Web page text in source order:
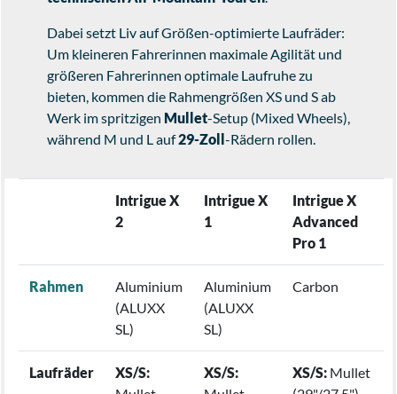
Dabei setzt Liv auf Größen-optimierte Laufräder:
Um kleineren Fahrerinnen maximale Agilität und
größeren Fahrerinnen optimale Laufruhe zu
bieten, kommen die Rahmengrößen XS und S ab
Werk im spritzigen Mullet-Setup (Mixed Wheels),
während M und L auf29-Zoll-Rädern rollen.
Intrigue X
2
Intrigue X
1
Intrigue X
Advanced
Pro 1
Rahmen
Aluminium
(ALUXX
SL)
Aluminium
(ALUXX
SL)
Carbon
Laufräder
XS/S:
XS/S:
XS/S: Mullet